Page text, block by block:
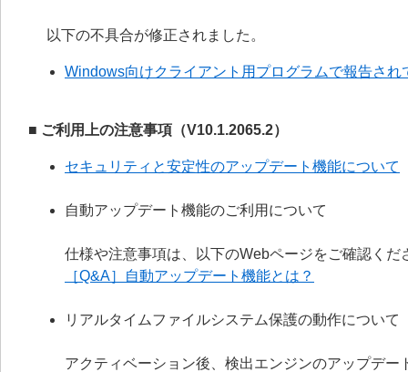
以下の不具合が修正されました。
Windows向けクライアント用プログラムで報告さ
■ ご利用上の注意事項（V10.1.2065.2）
セキュリティと安定性のアップデート機能について
自動アップデート機能のご利用について
仕様や注意事項は、以下のWebページをご確認くだ
［Q&A］自動アップデート機能とは？
リアルタイムファイルシステム保護の動作について
アクティベーション後、検出エンジンのアップデ